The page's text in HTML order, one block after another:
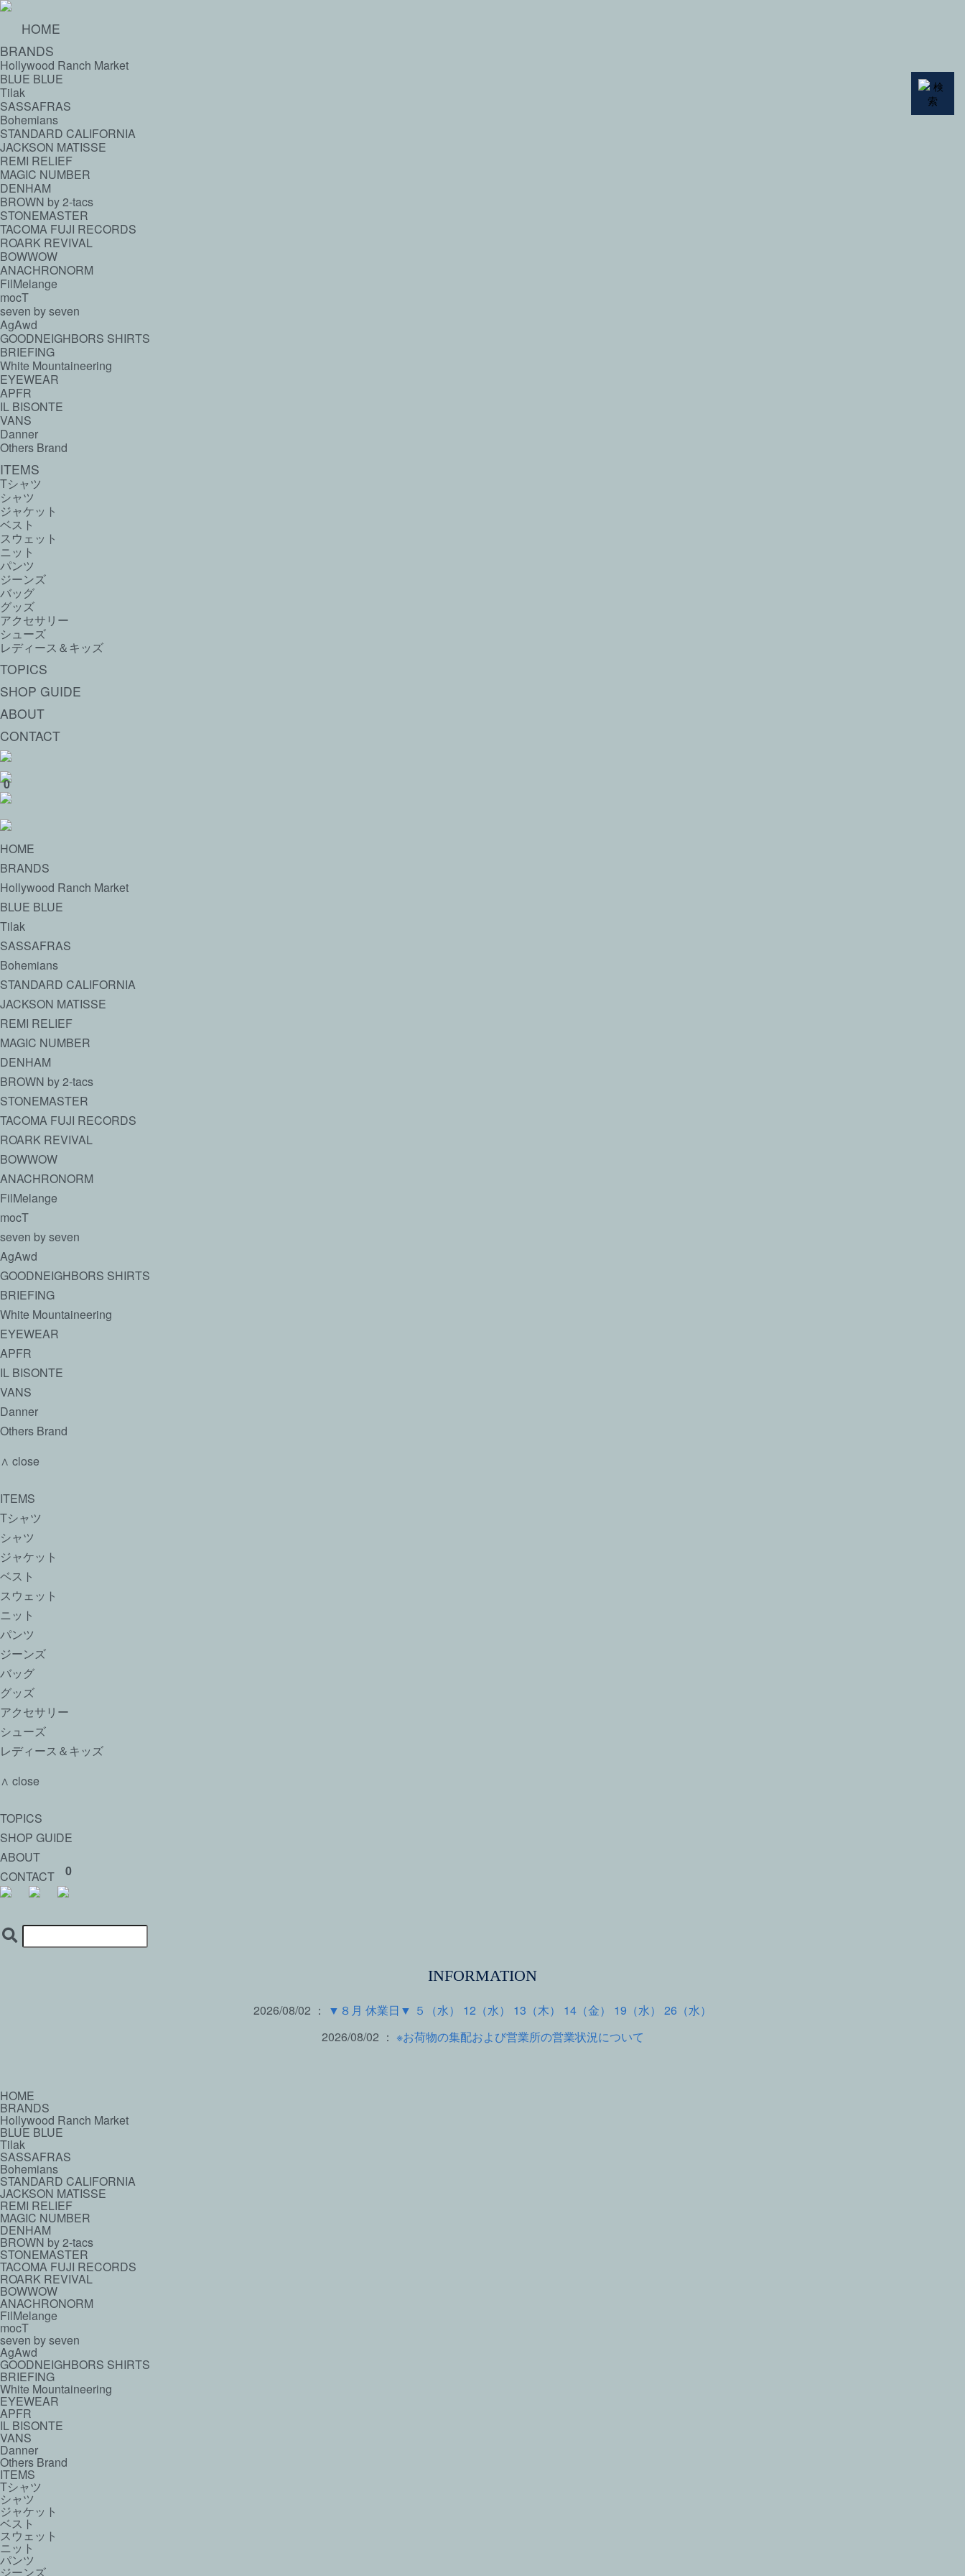
HOME
BRANDS
Hollywood Ranch Market
BLUE BLUE
Tilak
SASSAFRAS
Bohemians
STANDARD CALIFORNIA
JACKSON MATISSE
REMI RELIEF
MAGIC NUMBER
DENHAM
BROWN by 2-tacs
STONEMASTER
TACOMA FUJI RECORDS
ROARK REVIVAL
BOWWOW
ANACHRONORM
FilMelange
mocT
seven by seven
AgAwd
GOODNEIGHBORS SHIRTS
BRIEFING
White Mountaineering
EYEWEAR
APFR
IL BISONTE
VANS
Danner
Others Brand
ITEMS
Tシャツ
シャツ
ジャケット
ベスト
スウェット
ニット
パンツ
ジーンズ
バッグ
グッズ
アクセサリー
シューズ
レディース＆キッズ
TOPICS
SHOP GUIDE
ABOUT
CONTACT
0
HOME
BRANDS
Hollywood Ranch Market
BLUE BLUE
Tilak
SASSAFRAS
Bohemians
STANDARD CALIFORNIA
JACKSON MATISSE
REMI RELIEF
MAGIC NUMBER
DENHAM
BROWN by 2-tacs
STONEMASTER
TACOMA FUJI RECORDS
ROARK REVIVAL
BOWWOW
ANACHRONORM
FilMelange
mocT
seven by seven
AgAwd
GOODNEIGHBORS SHIRTS
BRIEFING
White Mountaineering
EYEWEAR
APFR
IL BISONTE
VANS
Danner
Others Brand
∧ close
ITEMS
Tシャツ
シャツ
ジャケット
ベスト
スウェット
ニット
パンツ
ジーンズ
バッグ
グッズ
アクセサリー
シューズ
レディース＆キッズ
∧ close
TOPICS
SHOP GUIDE
ABOUT
CONTACT
0
INFORMATION
2026/08/02 ：
▼８月 休業日▼ ５（水） 12（水） 13（木） 14（金） 19（水） 26（水）
2026/08/02 ： ※お荷物の集配および営業所の営業状況について
HOME
BRANDS
Hollywood Ranch Market
BLUE BLUE
Tilak
SASSAFRAS
Bohemians
STANDARD CALIFORNIA
JACKSON MATISSE
REMI RELIEF
MAGIC NUMBER
DENHAM
BROWN by 2-tacs
STONEMASTER
TACOMA FUJI RECORDS
ROARK REVIVAL
BOWWOW
ANACHRONORM
FilMelange
mocT
seven by seven
AgAwd
GOODNEIGHBORS SHIRTS
BRIEFING
White Mountaineering
EYEWEAR
APFR
IL BISONTE
VANS
Danner
Others Brand
ITEMS
Tシャツ
シャツ
ジャケット
ベスト
スウェット
ニット
パンツ
ジーンズ